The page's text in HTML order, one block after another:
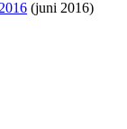
(juni 2016)